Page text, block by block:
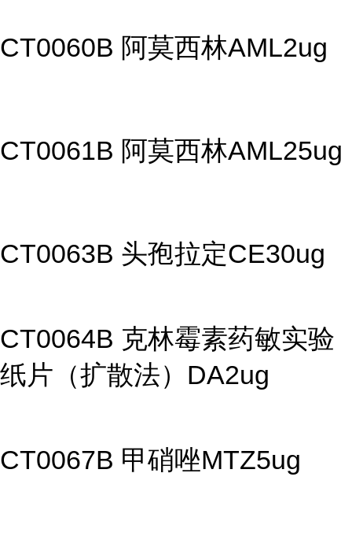
CT0060B 阿莫西林AML2ug
CT0061B 阿莫西林AML25ug
CT0063B 头孢拉定CE30ug
CT0064B 克林霉素药敏实验
纸片（扩散法）DA2ug
CT0067B 甲硝唑MTZ5ug